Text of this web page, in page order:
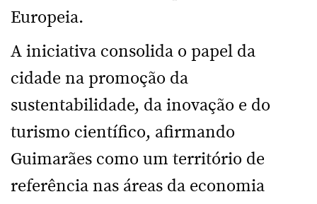
Europeia.
A iniciativa consolida o papel da
cidade na promoção da
sustentabilidade, da inovação e do
turismo científico, afirmando
Guimarães como um território de
referência nas áreas da economia